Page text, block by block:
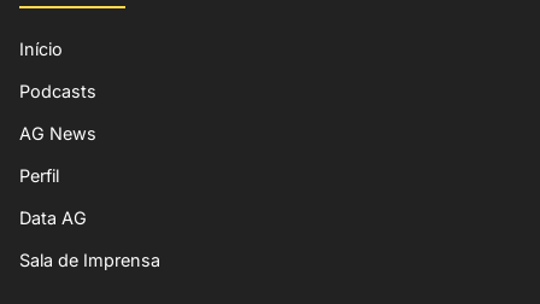
Início
Podcasts
AG News
Perfil
Data AG
Sala de Imprensa